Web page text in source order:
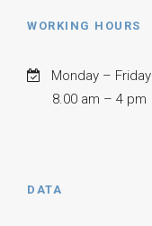
WORKING HOURS
Monday – Friday
8.00 am – 4 pm
DATA